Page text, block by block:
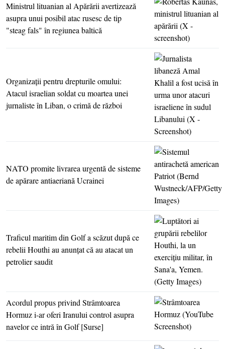
Ministrul lituanian al Apărării avertizează
asupra unui posibil atac rusesc de tip
"steag fals" în regiunea baltică
Organizaţii pentru drepturile omului:
Atacul israelian soldat cu moartea unei
jurnaliste în Liban, o crimă de război
NATO promite livrarea urgentă de sisteme
de apărare antiaeriană Ucrainei
Traficul maritim din Golf a scăzut după ce
rebelii Houthi au anunţat că au atacat un
petrolier saudit
Acordul propus privind Strâmtoarea
Hormuz i-ar oferi Iranului control asupra
navelor ce intră în Golf [Surse]